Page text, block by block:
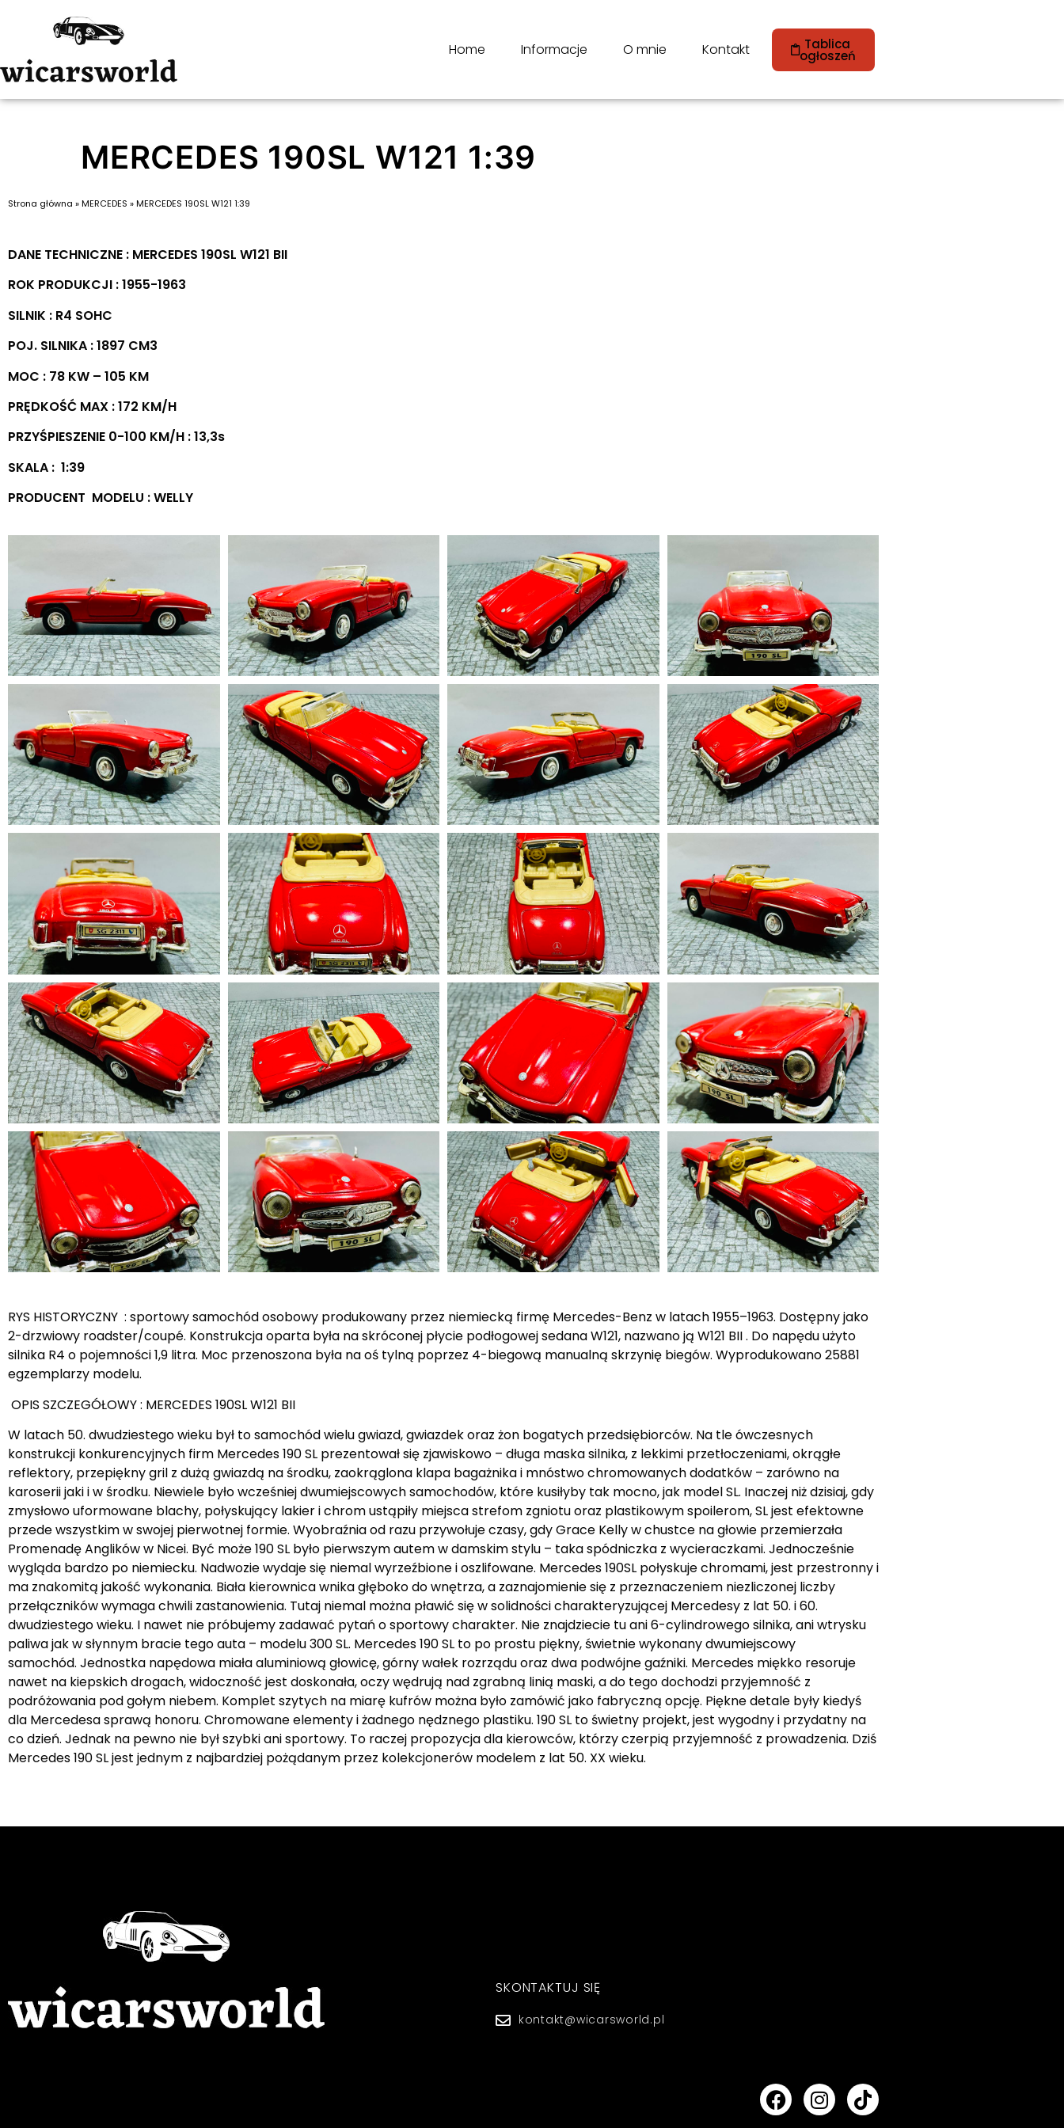
Home Informacje O mnie Kontakt Tablica
ogłoszeń
MERCEDES 190SL W121 1:39
Strona główna »MERCEDES »MERCEDES 190SL W121 1:39
DANE TECHNICZNE : MERCEDES 190SL W121 BII
ROK PRODUKCJI : 1955-1963
SILNIK : R4 SOHC
POJ. SILNIKA : 1897 CM3
MOC : 78 KW – 105 KM
PRĘDKOŚĆ MAX : 172 KM/H
PRZYŚPIESZENIE 0-100 KM/H : 13,3s
SKALA : 1:39
PRODUCENT MODELU : WELLY
RYS HISTORYCZNY : sportowy samochód osobowy produkowany przez niemiecką firmę Mercedes-Benz w latach 1955–1963. Dostępny jako
2-drzwiowy roadster/coupé. Konstrukcja oparta była na skróconej płycie podłogowej sedana W121, nazwano ją W121 BII . Do napędu użyto
silnika R4 o pojemności 1,9 litra. Moc przenoszona była na oś tylną poprzez 4-biegową manualną skrzynię biegów. Wyprodukowano 25881
egzemplarzy modelu.
OPIS SZCZEGÓŁOWY : MERCEDES 190SL W121 BII
W latach 50. dwudziestego wieku był to samochód wielu gwiazd, gwiazdek oraz żon bogatych przedsiębiorców. Na tle ówczesnych
konstrukcji konkurencyjnych firm Mercedes 190 SL prezentował się zjawiskowo – długa maska silnika, z lekkimi przetłoczeniami, okrągłe
reflektory, przepiękny gril z dużą gwiazdą na środku, zaokrąglona klapa bagażnika i mnóstwo chromowanych dodatków – zarówno na
karoserii jaki i w środku. Niewiele było wcześniej dwumiejscowych samochodów, które kusiłyby tak mocno, jak model SL. Inaczej niż dzisiaj, gdy
zmysłowo uformowane blachy, połyskujący lakier i chrom ustąpiły miejsca strefom zgniotu oraz plastikowym spoilerom, SL jest efektowne
przede wszystkim w swojej pierwotnej formie. Wyobraźnia od razu przywołuje czasy, gdy Grace Kelly w chustce na głowie przemierzała
Promenadę Anglików w Nicei. Być może 190 SL było pierwszym autem w damskim stylu – taka spódniczka z wycieraczkami. Jednocześnie
wygląda bardzo po niemiecku. Nadwozie wydaje się niemal wyrzeźbione i oszlifowane. Mercedes 190SL połyskuje chromami, jest przestronny i
ma znakomitą jakość wykonania. Biała kierownica wnika głęboko do wnętrza, a zaznajomienie się z przeznaczeniem niezliczonej liczby
przełączników wymaga chwili zastanowienia. Tutaj niemal można pławić się w solidności charakteryzującej Mercedesy z lat 50. i 60.
dwudziestego wieku. I nawet nie próbujemy zadawać pytań o sportowy charakter. Nie znajdziecie tu ani 6-cylindrowego silnika, ani wtrysku
paliwa jak w słynnym bracie tego auta – modelu 300 SL. Mercedes 190 SL to po prostu piękny, świetnie wykonany dwumiejscowy
samochód. Jednostka napędowa miała aluminiową głowicę, górny wałek rozrządu oraz dwa podwójne gaźniki. Mercedes miękko resoruje
nawet na kiepskich drogach, widoczność jest doskonała, oczy wędrują nad zgrabną linią maski, a do tego dochodzi przyjemność z
podróżowania pod gołym niebem. Komplet szytych na miarę kufrów można było zamówić jako fabryczną opcję. Piękne detale były kiedyś
dla Mercedesa sprawą honoru. Chromowane elementy i żadnego nędznego plastiku. 190 SL to świetny projekt, jest wygodny i przydatny na
co dzień. Jednak na pewno nie był szybki ani sportowy. To raczej propozycja dla kierowców, którzy czerpią przyjemność z prowadzenia. Dziś
Mercedes 190 SL jest jednym z najbardziej pożądanym przez kolekcjonerów modelem z lat 50. XX wieku.
SKONTAKTUJ SIĘ
kontakt@wicarsworld.pl